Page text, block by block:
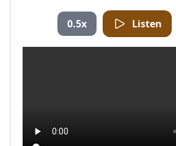
0.5x Listen